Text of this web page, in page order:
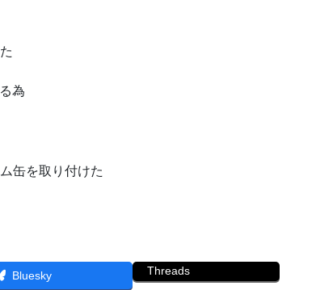
為
缶を取り付けた
Bluesky Threads